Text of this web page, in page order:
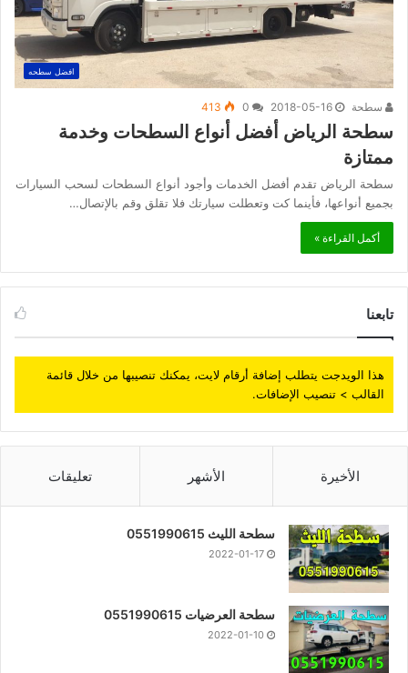
افضل سطحه
سطحة 2018-05-16
413
سطحة الرياض أفضل أنواع السطحات وخدمة
ممتازة
سطحة الرياض تقدم أفضل الخدمات وأجود أنواع السطحات لسحب السيارات
بجميع أنواعها، فأينما كت وتعطلت سيارتك فلا تقلق وقم بالإتصال…
أكمل القراءة »
تابعنا
هذا الويدجت يتطلب إضافة أرقام لايت، يمكنك تنصيبها من خلال قائمة
القالب > تنصيب الإضافات.
الأخيرة الأشهر تعليقات
سطحة الليث 0551990615
2022-01-17
سطحة العرضيات 0551990615
2022-01-10